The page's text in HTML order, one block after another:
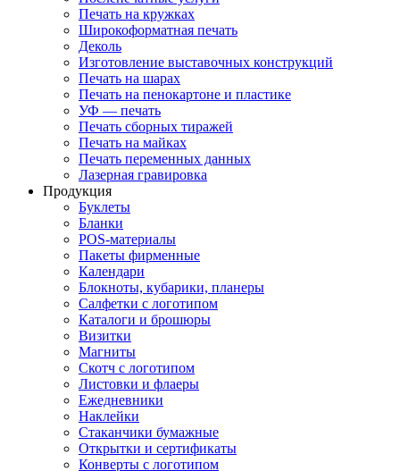
Печать на кружках
Широкоформатная печать
Деколь
Изготовление выставочных конструкций
Печать на шарах
Печать на пенокартоне и пластике
УФ — печать
Печать сборных тиражей
Печать на майках
Печать переменных данных
Лазерная гравировка
Продукция
Буклеты
Бланки
POS-материалы
Пакеты фирменные
Календари
Блокноты, кубарики, планеры
Салфетки с логотипом
Каталоги и брошюры
Визитки
Магниты
Скотч с логотипом
Листовки и флаеры
Ежедневники
Наклейки
Стаканчики бумажные
Открытки и сертификаты
Конверты с логотипом